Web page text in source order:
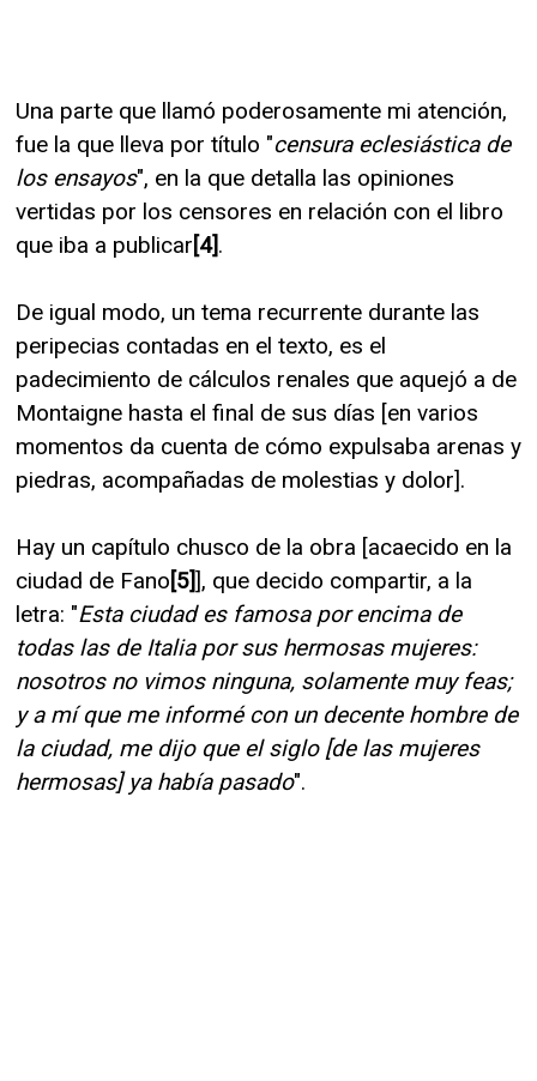
Una parte que llamó poderosamente mi atención,
fue la que lleva por título "censura eclesiástica de
los ensayos", en la que detalla las opiniones
vertidas por los censores en relación con el libro
que iba a publicar[4].
De igual modo, un tema recurrente durante las
peripecias contadas en el texto, es el
padecimiento de cálculos renales que aquejó a de
Montaigne hasta el final de sus días [en varios
momentos da cuenta de cómo expulsaba arenas y
piedras, acompañadas de molestias y dolor].
Hay un capítulo chusco de la obra [acaecido en la
ciudad de Fano[5]], que decido compartir, a la
letra: "Esta ciudad es famosa por encima de
todas las de Italia por sus hermosas mujeres:
nosotros no vimos ninguna, solamente muy feas;
y a mí que me informé con un decente hombre de
la ciudad, me dijo que el siglo [de las mujeres
hermosas] ya había pasado".